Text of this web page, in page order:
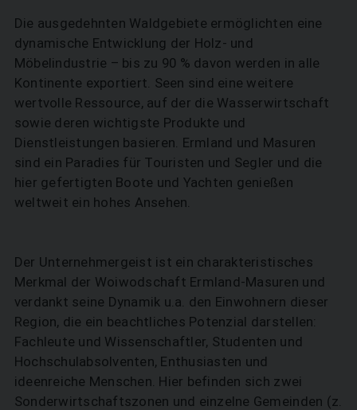
Die ausgedehnten Waldgebiete ermöglichten eine
dynamische Entwicklung der Holz- und
Möbelindustrie – bis zu 90 % davon werden in alle
Kontinente exportiert. Seen sind eine weitere
wertvolle Ressource, auf der die Wasserwirtschaft
sowie deren wichtigste Produkte und
Dienstleistungen basieren. Ermland und Masuren
sind ein Paradies für Touristen und Segler und die
hier gefertigten Boote und Yachten genießen
weltweit ein hohes Ansehen.
Der Unternehmergeist ist ein charakteristisches
Merkmal der Woiwodschaft Ermland-Masuren und
verdankt seine Dynamik u.a. den Einwohnern dieser
Region, die ein beachtliches Potenzial darstellen:
Fachleute und Wissenschaftler, Studenten und
Hochschulabsolventen, Enthusiasten und
ideenreiche Menschen. Hier befinden sich zwei
Sonderwirtschaftszonen und einzelne Gemeinden (z.